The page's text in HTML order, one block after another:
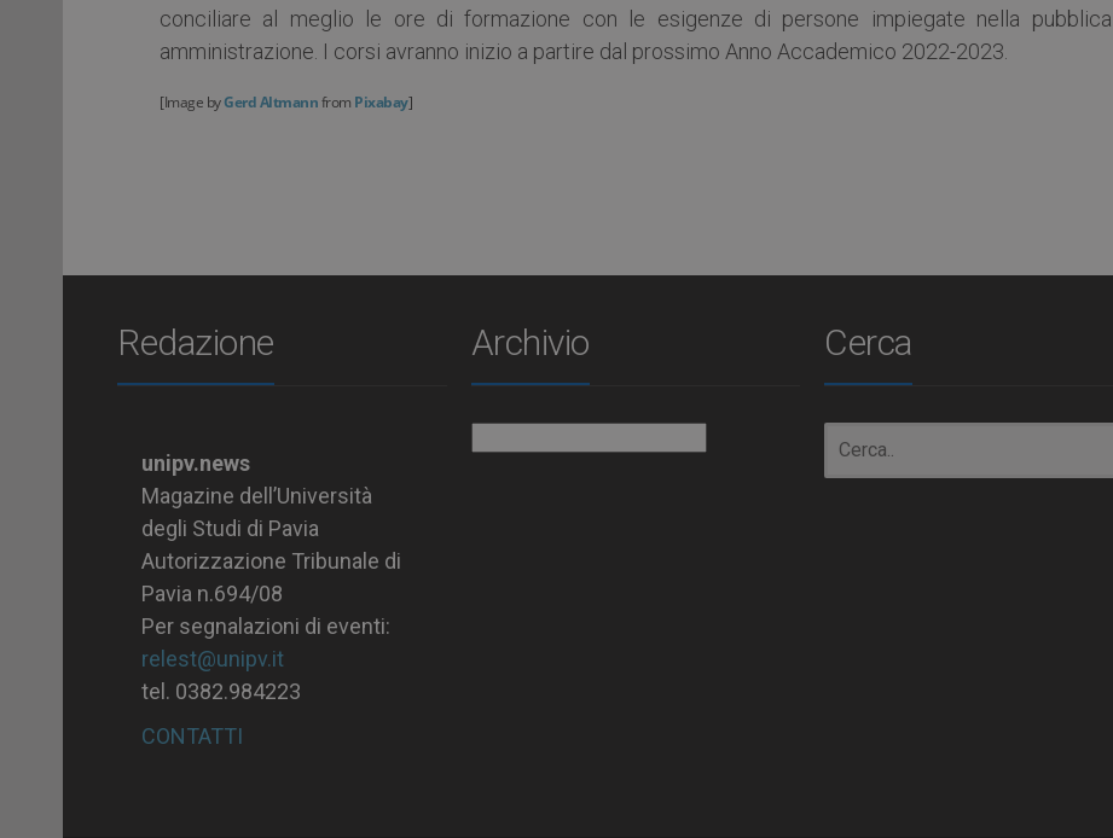
conciliare al meglio le ore di formazione con le esigenze di persone impiegate nella pubblica
amministrazione. I corsi avranno inizio a partire dal prossimo Anno Accademico 2022-2023.
[Image byGerd Altmannfrom Pixabay]
Redazione
unipv.news
Magazine dell’Università
degli Studi di Pavia
Autorizzazione Tribunale di
Pavia n.694/08
Per segnalazioni di eventi:
relest@unipv.it
tel. 0382.984223
CONTATTI
Archivio Cerca